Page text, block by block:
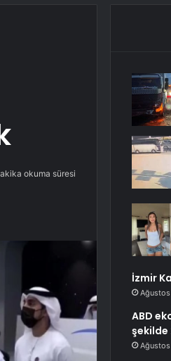
okuma süresi
İzmir
ABD